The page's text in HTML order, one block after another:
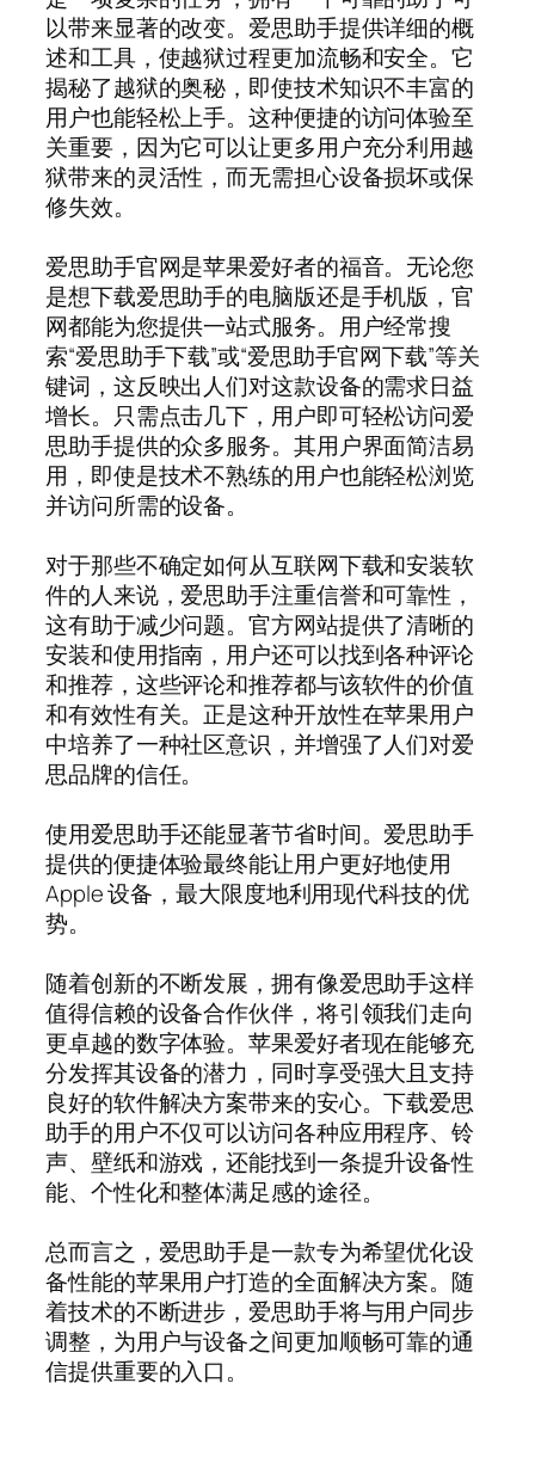
以带来显著的改变。爱思助手提供详细的概
述和工具，使越狱过程更加流畅和安全。它
揭秘了越狱的奥秘，即使技术知识不丰富的
用户也能轻松上手。这种便捷的访问体验至
关重要，因为它可以让更多用户充分利用越
狱带来的灵活性，而无需担心设备损坏或保
修失效。
爱思助手官网是苹果爱好者的福音。无论您
是想下载爱思助手的电脑版还是手机版，官
网都能为您提供一站式服务。用户经常搜
索“爱思助手下载”或“爱思助手官网下载”等关
键词，这反映出人们对这款设备的需求日益
增长。只需点击几下，用户即可轻松访问爱
思助手提供的众多服务。其用户界面简洁易
用，即使是技术不熟练的用户也能轻松浏览
并访问所需的设备。
对于那些不确定如何从互联网下载和安装软
件的人来说，爱思助手注重信誉和可靠性，
这有助于减少问题。官方网站提供了清晰的
安装和使用指南，用户还可以找到各种评论
和推荐，这些评论和推荐都与该软件的价值
和有效性有关。正是这种开放性在苹果用户
中培养了一种社区意识，并增强了人们对爱
思品牌的信任。
使用爱思助手还能显著节省时间。爱思助手
提供的便捷体验最终能让用户更好地使用
Apple 设备，最大限度地利用现代科技的优
势。
随着创新的不断发展，拥有像爱思助手这样
值得信赖的设备合作伙伴，将引领我们走向
更卓越的数字体验。苹果爱好者现在能够充
分发挥其设备的潜力，同时享受强大且支持
良好的软件解决方案带来的安心。下载爱思
助手的用户不仅可以访问各种应用程序、铃
声、壁纸和游戏，还能找到一条提升设备性
能、个性化和整体满足感的途径。
总而言之，爱思助手是一款专为希望优化设
备性能的苹果用户打造的全面解决方案。随
着技术的不断进步，爱思助手将与用户同步
调整，为用户与设备之间更加顺畅可靠的通
信提供重要的入口。